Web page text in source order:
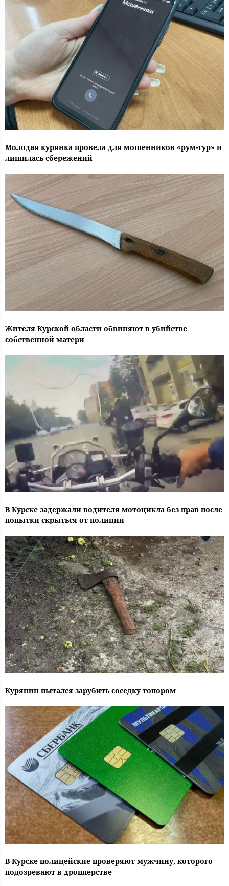
Молодая курянка провела для мошенников «рум-тур» и
лишилась сбережений
Жителя Курской области обвиняют в убийстве
собственной матери
В Курске задержали водителя мотоцикла без прав после
попытки скрыться от полиции
Курянин пытался зарубить соседку топором
В Курске полицейские проверяют мужчину, которого
подозревают в дропперстве